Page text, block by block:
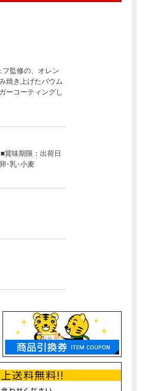
フ監修の、オレン
焼き上げたバウム
ーコーティングし
賞味期限：出荷日
･乳･小麦